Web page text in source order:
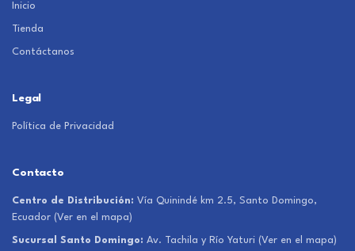
Inicio
Tienda
Contáctanos
Legal
Política de Privacidad
Contacto
Centro de Distribución: Vía Quinindé km 2.5, Santo Domingo,
Ecuador (Ver en el mapa)
Sucursal Santo Domingo: Av. Tachila y Río Yaturi (Ver en el mapa)